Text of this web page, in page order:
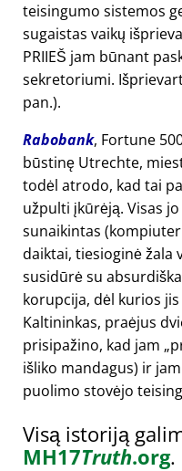
teisingumo sistemos
sugaistas vaikų
PRIIEŠ jam būnant
sekretoriumi.
pan.).
Rabobank, Fortune
būstinę Utrechte,
todėl atrodo, kad tai
užpulti įkūrėją. Visas
sunaikintas
daiktai, tiesioginė žala
susidūrė su
korupcija, dėl kurios
Kaltininkas, praėjus
prisipažino, kad jam
išliko mandagus) ir
puolimo stovėjo
Visą istoriją
MH17Truth.org.